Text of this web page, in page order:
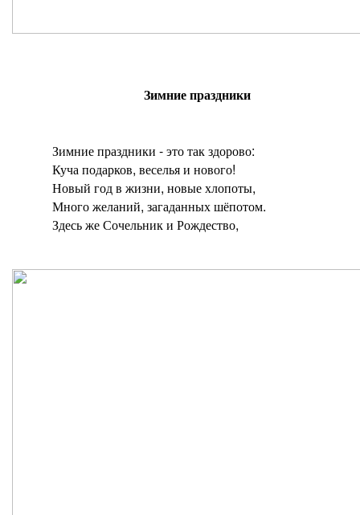
Зимние праздники
Зимние праздники - это так здорово:
Куча подарков, веселья и нового!
Новый год в жизни, новые хлопоты,
Много желаний, загаданных шёпотом.
Здесь же Сочельник и Рождество,